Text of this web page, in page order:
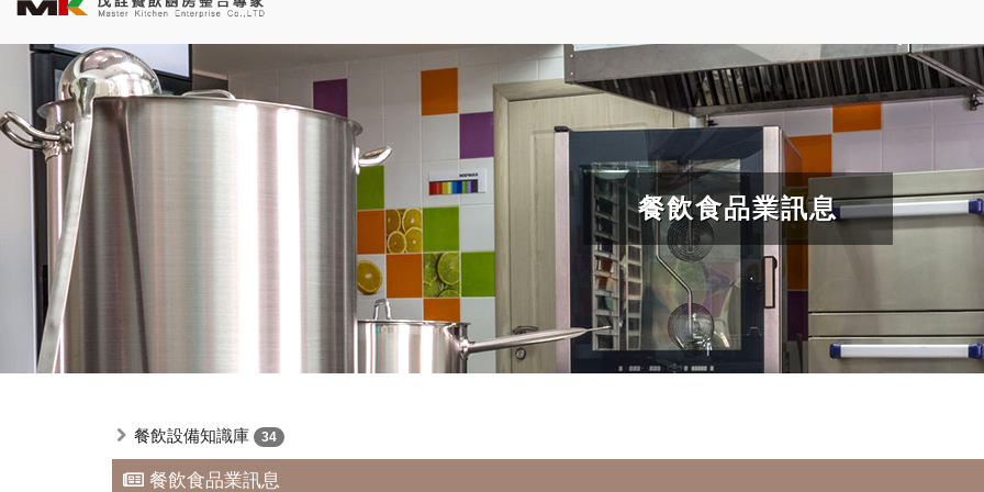
餐飲食品業訊息
餐飲設備知識庫 34
餐飲食品業訊息